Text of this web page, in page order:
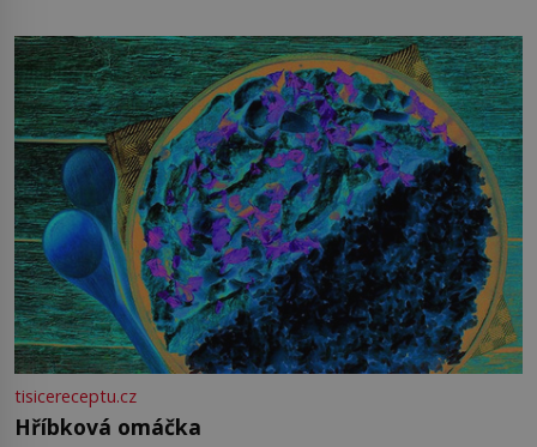
tisicereceptu.cz
Hříbková omáčka